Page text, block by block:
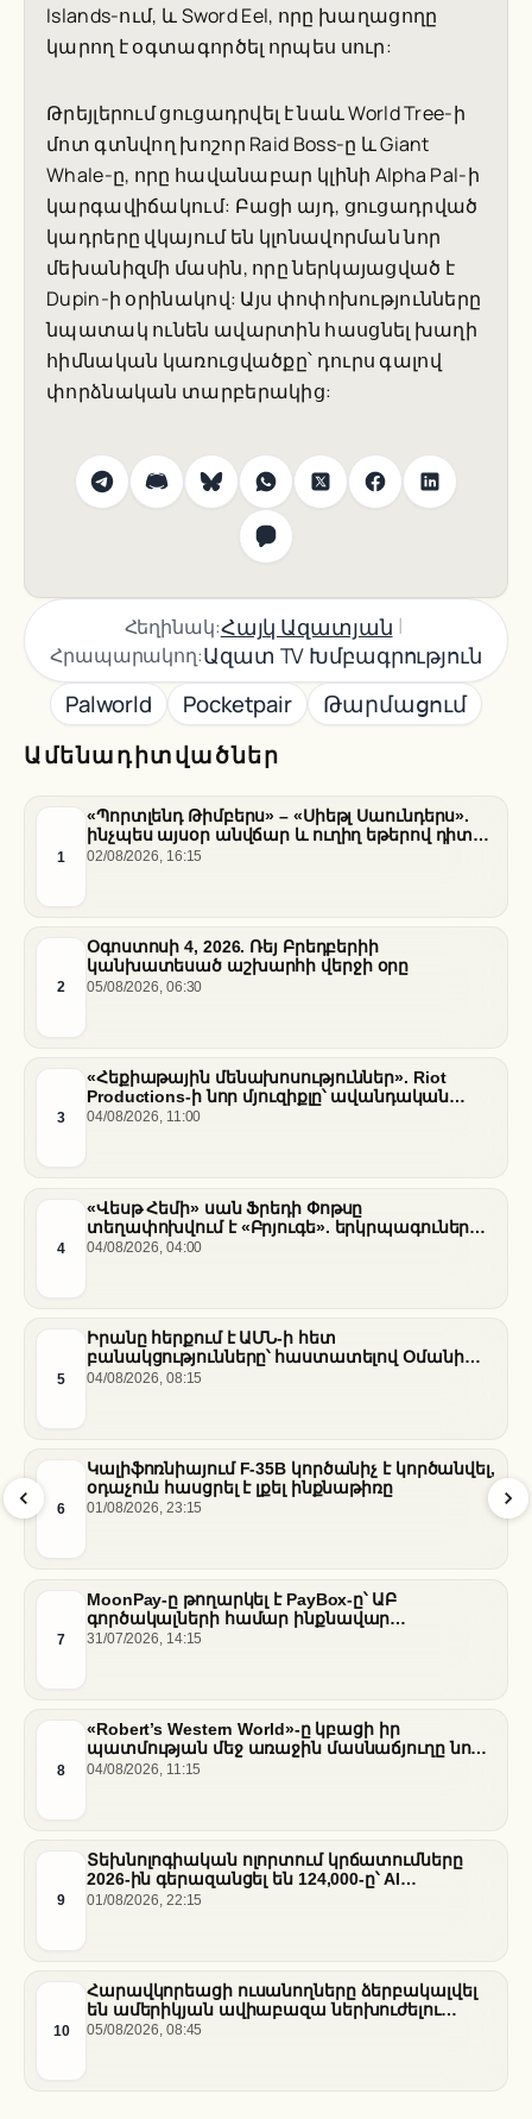
Ամենադիտվածներ
1
«Պորտլենդ Թիմբերս» – «Սիեթլ Սաունդերս».
ինչպես այսօր անվճար և ուղիղ եթերով դիտել
հանդիպումը
02/08/2026, 16:15
2
Օգոստոսի 4, 2026. Ռեյ Բրեդբերիի
կանխատեսած աշխարհի վերջի օրը
05/08/2026, 06:30
3
«Հեքիաթային մենախոսություններ». Riot
Productions-ի նոր մյուզիքլը՝ ավանդական
պատմությունների նոր վերաիմաստավորում
04/08/2026, 11:00
4
«Վեսթ Հեմի» սան Ֆրեդի Փոթսը
տեղափոխվում է «Բրյուգե». երկրպագուների
դժգոհությունը և ակումբի ռազմավարությունը
04/08/2026, 04:00
5
Իրանը հերքում է ԱՄՆ-ի հետ
բանակցությունները՝ հաստատելով Օմանի
միջնորդությամբ քննարկումները Հորմուզի
04/08/2026, 08:15
6
Կալիֆոռնիայում F-35B կործանիչ է կործանվել,
օդաչուն հասցրել է լքել ինքնաթիռը
01/08/2026, 23:15
7
MoonPay-ը թողարկել է PayBox-ը՝ ԱԲ
գործակալների համար ինքնավար
ֆինանսական գործարքներ ապահովելու
31/07/2026, 14:15
8
«Robert’s Western World»-ը կբացի իր
պատմության մեջ առաջին մասնաճյուղը նոր
«Nissan Stadium» մարզադաշտում
04/08/2026, 11:15
9
Տեխնոլոգիական ոլորտում կրճատումները
2026-ին գերազանցել են 124,000-ը՝ AI
ենթակառուցվածքների վերաբաշխման ֆոնին
01/08/2026, 22:15
10
Հարավկորեացի ուսանողները ձերբակալվել
են ամերիկյան ավիաբազա ներխուժելու
համար
05/08/2026, 08:45
Islands-ում, և Sword Eel, որը խաղացողը
կարող է օգտագործել որպես սուր:
Թրեյլերում ցուցադրվել է նաև World Tree-ի
մոտ գտնվող խոշոր Raid Boss-ը և Giant
Whale-ը, որը հավանաբար կլինի Alpha Pal-ի
կարգավիճակում: Բացի այդ, ցուցադրված
կադրերը վկայում են կլոնավորման նոր
մեխանիզմի մասին, որը ներկայացված է
Dupin-ի օրինակով: Այս փոփոխությունները
նպատակ ունեն ավարտին հասցնել խաղի
հիմնական կառուցվածքը՝ դուրս գալով
փորձնական տարբերակից:
Հեղինակ:Հայկ Ազատյան |
Հրապարակող:Ազատ TV Խմբագրություն
Palworld Pocketpair Թարմացում